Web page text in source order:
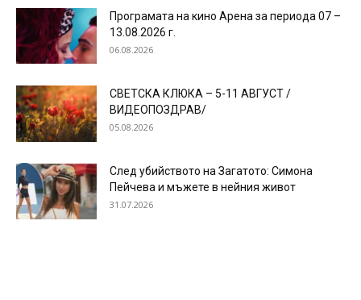
Програмата на кино Арена за периода 07 –
13.08.2026 г.
06.08.2026
СВЕТСКА КЛЮКА – 5-11 АВГУСТ /
ВИДЕОПОЗДРАВ/
05.08.2026
След убийството на Загатото: Симона
Пейчева и мъжете в нейния живот
31.07.2026